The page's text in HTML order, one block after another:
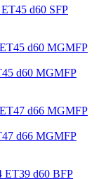
d60 SFP
d60 MGMFP
d66 MGMFP